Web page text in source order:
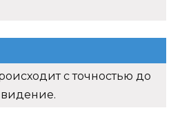
с точностью до
видение.